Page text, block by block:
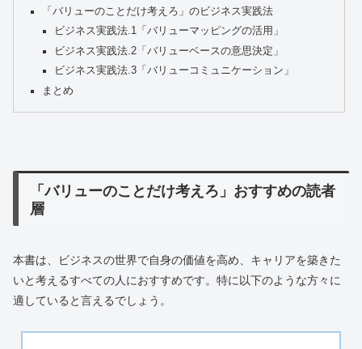
「バリューのことだけ考えろ」のビジネス実践法
ビジネス実践法.1「バリューマッピングの活用」
ビジネス実践法.2「バリューベースの意思決定」
ビジネス実践法.3「バリューコミュニケーション」
まとめ
「バリューのことだけ考えろ」おすすめの読者
層
本書は、ビジネスの世界で自身の価値を高め、キャリアを築きた
いと考えるすべての人におすすめです。特に以下のような方々に
適していると言えるでしょう。